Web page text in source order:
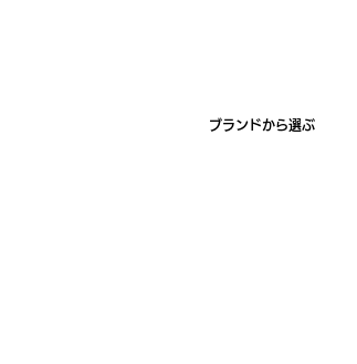
ブランドから選ぶ